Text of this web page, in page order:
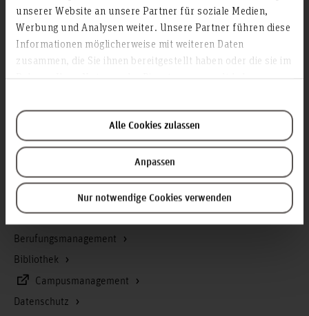
unserer Website an unsere Partner für soziale Medien,
Werbung und Analysen weiter. Unsere Partner führen diese
Informationen möglicherweise mit weiteren Daten
zusammen, die Sie ihnen bereitgestellt haben oder die sie im
Alle Cookies zulassen
Anpassen
Nur notwendige Cookies verwenden
Infos zur Hochschule
Kontakt und Anreise
Startseite Hochschule Hannover
Karriere
Service & Organisation
Akademische Angelegenheiten
Antidiskriminierungsstelle
Berufungsmanagement
Bibliothek
Campusmanagement
Datenschutz